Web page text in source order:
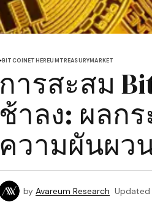
BITCOINETHEREUMTREASURYMARKET
การสะสม
ช้าลง: ผลก
ความผันผว
by Avareum Research Updated